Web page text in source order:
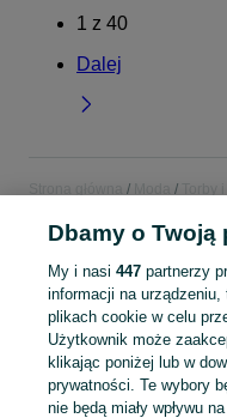
1 z 40
Dalej
Strona główna Moda Torby
KATEGORIA
Mapa kategorii
Dbamy o Twoją
My i nasi 447partnerzy
informacji na
plikach cookie w celu
Użytkownik może
klikając poniżej lub w
prywatności. Te wybory
nie będą miały wpływu